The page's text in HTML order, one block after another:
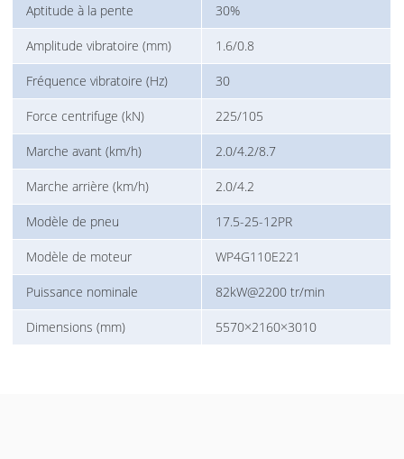
Aptitude à la pente 30%
Amplitude vibratoire (mm) 1.6/0.8
Fréquence vibratoire (Hz) 30
Force centrifuge (kN) 225/105
Marche avant (km/h) 2.0/4.2/8.7
Marche arrière (km/h) 2.0/4.2
Modèle de pneu 17.5-25-12PR
Modèle de moteur WP4G110E221
Puissance nominale 82kW@2200 tr/min
Dimensions (mm) 5570×2160×3010